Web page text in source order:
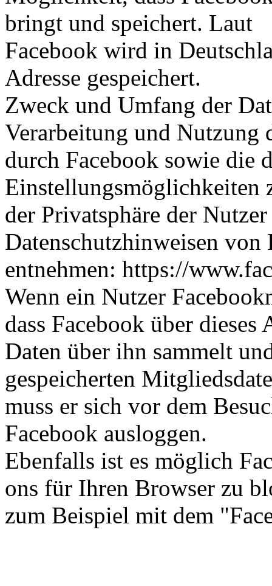
bringt und speichert. Laut
Facebook wird in
Adresse gespeichert.
Zweck und Umfang der
Verarbeitung und Nutzung
durch Facebook sowie die
Einstellungsmöglichkeiten
der Privatsphäre der
Datenschutzhinweisen von
entnehmen: https://
Wenn ein Nutzer
dass Facebook über dieses
Daten über ihn sammelt
gespeicherten
muss er sich vor dem
Facebook ausloggen.
Ebenfalls ist es möglich
ons für Ihren Browser zu
zum Beispiel mit dem